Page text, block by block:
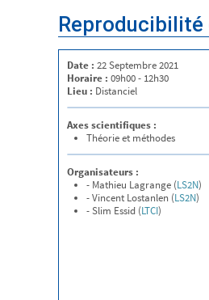
Date : 22 Septembre 2021
Horaire : 09h00 - 12h30
Lieu : Distanciel
Axes scientifiques :
Théorie et méthodes
Organisateurs :
- Mathieu Lagrange (LS2N)
- Vincent Lostanlen (LS2N)
- Slim Essid (LTCI)